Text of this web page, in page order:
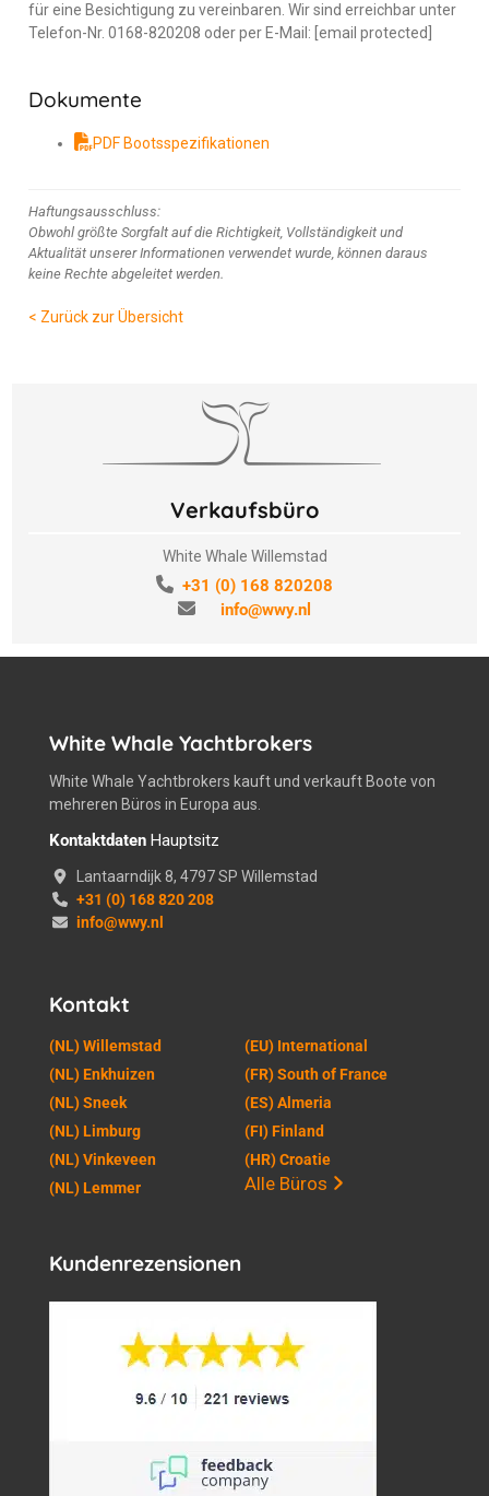
für eine Besichtigung zu vereinbaren. Wir sind erreichbar unter
Telefon-Nr. 0168-820208 oder per E-Mail: [email protected]
Dokumente
PDF Bootsspezifikationen
Haftungsausschluss:
Obwohl größte Sorgfalt auf die Richtigkeit, Vollständigkeit und
Aktualität unserer Informationen verwendet wurde, können daraus
keine Rechte abgeleitet werden.
< Zurück zur Übersicht
Verkaufsbüro
White Whale Willemstad
+31 (0) 168 820208
info@wwy.nl
White Whale Yachtbrokers
White Whale Yachtbrokers kauft und verkauft Boote von
mehreren Büros in Europa aus.
KontaktdatenHauptsitz
Lantaarndijk 8, 4797 SP Willemstad
+31 (0) 168 820 208
info@wwy.nl
Kontakt
(NL) Willemstad
(NL) Enkhuizen
(NL) Sneek
(NL) Limburg
(NL) Vinkeveen
(NL) Lemmer
(EU) International
(FR) South of France
(ES) Almeria
(FI) Finland
(HR) Croatie
Alle Büros
Kundenrezensionen